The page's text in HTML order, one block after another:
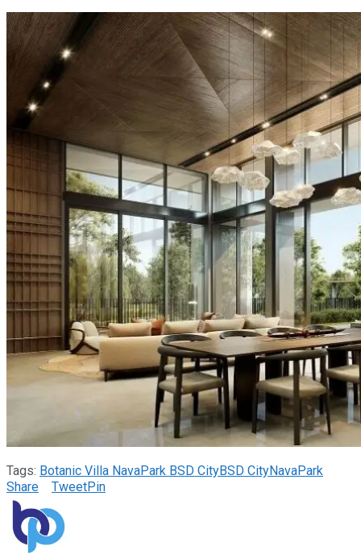
Tags: Botanic Villa NavaPark BSD CityBSD CityNavaPark
Share
TweetPin